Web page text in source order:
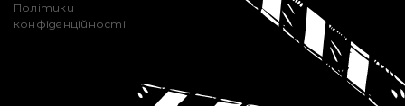
Політики
конфіденційності